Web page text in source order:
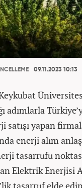
09.11.2023 10:13
adımlarla
yapan
enerji alım
tasarrufu
Elektrik Enerjisi
tasarruf elde